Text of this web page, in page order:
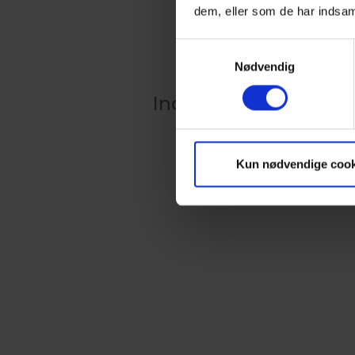
dem, eller som de har
Nødvendig
Kun nødvendige
Indlæser kalender